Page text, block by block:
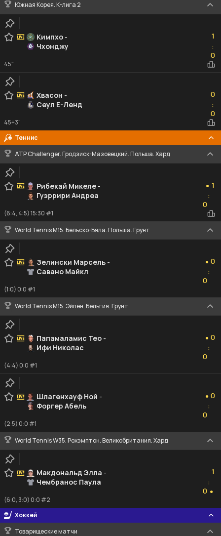
Южная Корея. К-лига 2
Кимпхо -
Чхонджу
1
:0
0
45"
Хвасон -
Сеул Е-Ленд
0
:0
0
45+3"
Теннис
ATP Challenger. Гродзиск-Мазовецкий. Польша. Хард
Рибекай Микеле -
Гуэррири Андреа
● 1
:
0
(6:4, 4:5) 15:30 #1
World Tennis M15. Бельско-Бяла. Польша. Грунт
Зелински Марсель -
Савано Майкл
● 0
:
0
(1:0) 0:0 #1
World Tennis M15. Эйпен. Бельгия. Грунт
Папамаламис Тео -
Ифи Николас
● 0
:
0
(4:4) 0:0 #1
Шлагенхауф Ной -
Форгер Абель
● 0
:
0
(2:5) 0:0 #1
World Tennis W35. Рохэмптон. Великобритания. Хард
Макдональд Элла -
Чембранос Паула
1
:
0 ●
(6:0, 3:0) 0:0 #2
Хоккей
Товарищеские матчи